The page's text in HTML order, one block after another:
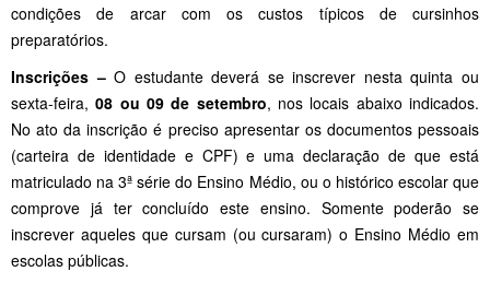
condições de arcar com os custos típicos de cursinhos
preparatórios.
Inscrições –O estudante deverá se inscrever nesta quinta ou
sexta-feira,08 ou 09 de setembro, nos locais abaixo indicados.
No ato da inscrição é preciso apresentar os documentos pessoais
(carteira de identidade e CPF) e uma declaração de que está
matriculado na 3ª série do Ensino Médio, ou o histórico escolar que
comprove já ter concluído este ensino. Somente poderão se
inscrever aqueles que cursam (ou cursaram) o Ensino Médio em
escolas públicas.